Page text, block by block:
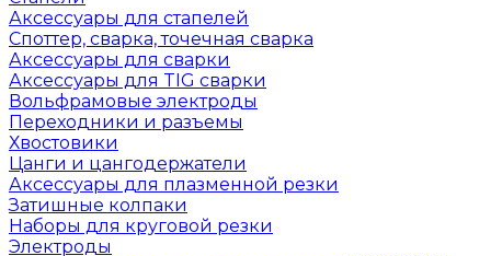
Аксессуары для стапелей
Споттер, сварка, точечная сварка
Аксессуары для сварки
Аксессуары для TIG сварки
Вольфрамовые электроды
Переходники и разъемы
Хвостовики
Цанги и цангодержатели
Аксессуары для плазменной резки
Затишные колпаки
Наборы для круговой резки
Электроды